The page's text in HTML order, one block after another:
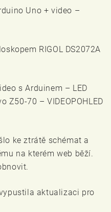
Uno + video –
RIGOL DS2072A
s Arduinem – LED
Z50-70 – VIDEOPOHLED
ke ztrátě schémat a
na kterém web běží.
aktualizaci pro